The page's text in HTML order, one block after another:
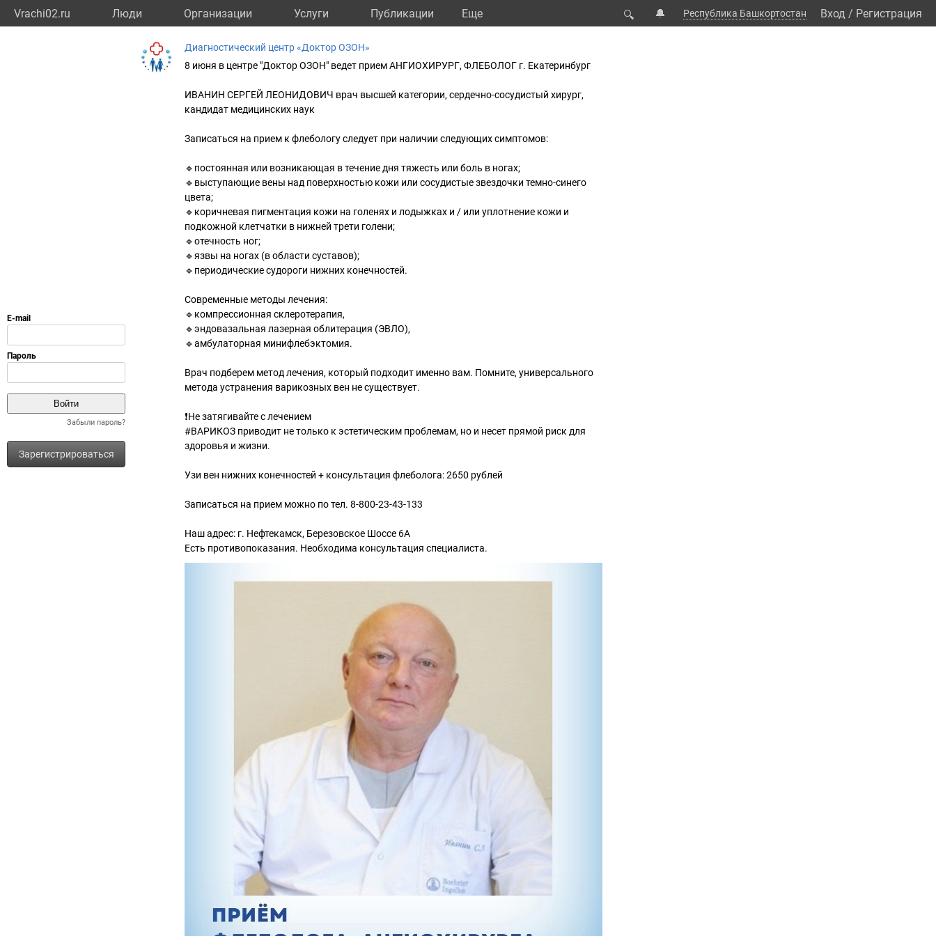
Vrachi02.ru Люди Организации Услуги Публикации Eще 🔍 🔔 Республика Башкортостан Вход / Регистрация
Забыли пароль?
Зарегистрироваться
Диагностический центр «Доктор ОЗОН»
8 июня в центре "Доктор ОЗОН" ведет прием АНГИОХИРУРГ, ФЛЕБОЛОГ г. Екатеринбург
ИВАНИН СЕРГЕЙ ЛЕОНИДОВИЧ врач высшей категории, сердечно-сосудистый хирург,
кандидат медицинских наук
Записаться на прием к флебологу следует при наличии следующих симптомов:
🔹постоянная или возникающая в течение дня тяжесть или боль в ногах;
🔹выступающие вены над поверхностью кожи или сосудистые звездочки темно-синего
цвета;
🔹коричневая пигментация кожи на голенях и лодыжках и / или уплотнение кожи и
подкожной клетчатки в нижней трети голени;
🔹отечность ног;
🔹язвы на ногах (в области суставов);
🔹периодические судороги нижних конечностей.
Современные методы лечения:
🔹компрессионная склеротерапия,
🔹эндовазальная лазерная облитерация (ЭВЛО),
🔹амбулаторная минифлебэктомия.
Врач подберем метод лечения, который подходит именно вам. Помните, универсального
метода устранения варикозных вен не существует.
❗Не затягивайте с лечением
#ВАРИКОЗ приводит не только к эстетическим проблемам, но и несет прямой риск для
здоровья и жизни.
Узи вен нижних конечностей + консультация флеболога: 2650 рублей
Записаться на прием можно по тел. 8-800-23-43-133
Наш адрес: г. Нефтекамск, Березовское Шоссе 6А
Есть противопоказания. Необходима консультация специалиста.